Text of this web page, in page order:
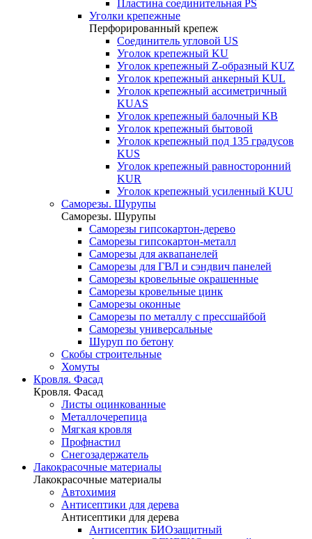
Пластина соединительная PS
Уголки крепежные
Перфорированный крепеж
Соединитель угловой US
Уголок крепежный KU
Уголок крепежный Z-образный KUZ
Уголок крепежный анкерный KUL
Уголок крепежный ассиметричный
KUAS
Уголок крепежный балочный KB
Уголок крепежный бытовой
Уголок крепежный под 135 градусов
KUS
Уголок крепежный равносторонний
KUR
Уголок крепежный усиленный KUU
Саморезы. Шурупы
Саморезы. Шурупы
Саморезы гипсокартон-дерево
Саморезы гипсокартон-металл
Саморезы для аквапанелей
Саморезы для ГВЛ и сэндвич панелей
Саморезы кровельные окрашенные
Саморезы кровельные цинк
Саморезы оконные
Саморезы по металлу с прессшайбой
Саморезы универсальные
Шуруп по бетону
Скобы строительные
Хомуты
Кровля. Фасад
Кровля. Фасад
Листы оцинкованные
Металлочерепица
Мягкая кровля
Профнастил
Снегозадержатель
Лакокрасочные материалы
Лакокрасочные материалы
Автохимия
Антисептики для дерева
Антисептики для дерева
Антисептик БИОзащитный